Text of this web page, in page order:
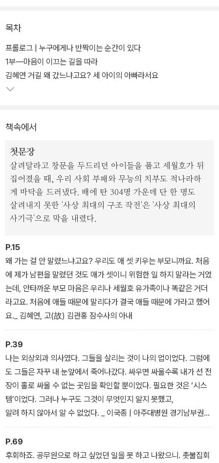
6년이라는 긴 시간 동안 작업을 꾸준히 해올 수 있었던 건, 인터뷰가
그들 진심에 대한 기록이자 진심이 전해지는 작은 통로라는 믿음 때
문이었다. 1부 ‘마음이 이끄는 길을 따라’에서는 투박한 진심 하나로
외로운 길을 뚜벅뚜벅 걸어온 이들을 소개한다.
한 발씩 나아가는 이들의 목소리를 실었다. 인터뷰이들은 살며 활동
백이 누군가에게 가닿아 또다른 희망을 틔울 것임을 알기 때문이다.
목차
프롤로그 | 누구에게나 반짝이는 순간이 있다
1부―마음이 이끄는 길을 따라
김혜연 거길 왜 갔느냐고요? 세 아이의 아빠라서요
책속에서
첫문장
살려달라고 창문을 두드리던 아이들을 품고 세월호가 뒤
집어졌을 때, 우리 사회 부패와 무능의 치부도 적나라하
게 바닥을 드러냈다. 배에 탄 304명 가운데 단 한 명도
살려내지 못한 '사상 최대의 구조 작전'은 '사상 최대의
사기극'으로 막을 내렸다.
P.15
왜 가는 걸 안 말렸느냐고요? 우리도 애 셋 키우는 부모니까요. 처음
에 제가 남편을 말렸던 것도 애가 셋이니 위험한 일 하지 말라는 거였
는데, 안타까운 부모 마음은 우리나 세월호 유가족이나 똑같은 거더
라고요. 처음에 애들 때문에 말리다가 결국 애들 때문에 가라고 했어
요._ 김혜연, 고(故) 김관홍 잠수사의 아내
P.39
나는 외상외과 의사였다. 그들을 살리는 것이 나의 업이었다. 그럼에
도 그들은 자꾸 내 눈앞에서 죽어나갔다. 싸우면 싸울수록 내가 선 전
장이 홀로 싸울 수 없는 곳임을 확인할 뿐이었다. 필요한 것은 ‘시스
템’이었다. 그러나 누구도 그것이 무엇인지 알지 못했고,
알려 하지 않아서 알 수 없었다. _ 이국종 | 아주대병원 경기남부권역
중증외상센터장
P.69
후회하죠. 공무원으로 하고 싶었던 일을 못 하고 나왔으니. 촛불집회